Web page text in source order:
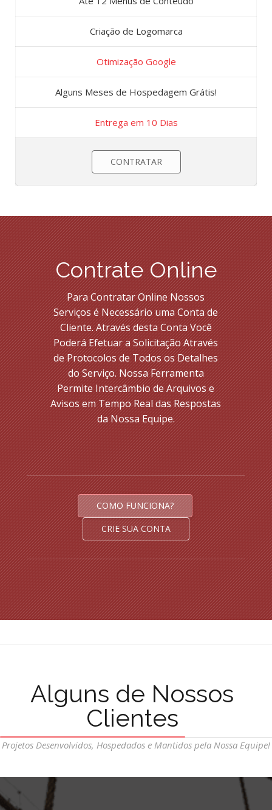
Criação de Logomarca
Otimização Google
Alguns Meses de Hospedagem Grátis!
Entrega em 10 Dias
CONTRATAR
Contrate Online
Para Contratar Online Nossos
Serviços é Necessário uma Conta de
Cliente. Através desta Conta Você
Poderá Efetuar a Solicitação Através
de Protocolos de Todos os Detalhes
do Serviço. Nossa Ferramenta
Permite Intercâmbio de Arquivos e
Avisos em Tempo Real das Respostas
da Nossa Equipe.
COMO FUNCIONA?
CRIE SUA CONTA
Alguns de Nossos
Clientes
Projetos Desenvolvidos, Hospedados e Mantidos pela Nossa Equipe!